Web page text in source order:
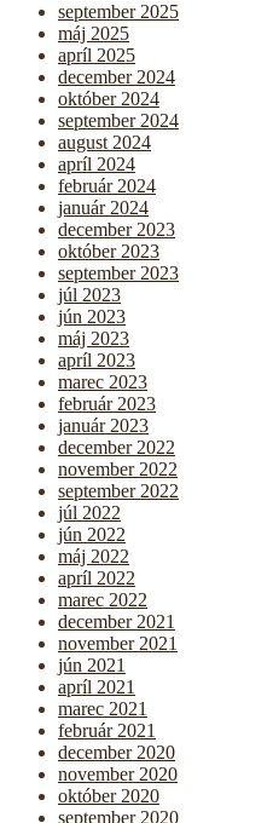
september 2025
máj 2025
apríl 2025
december 2024
október 2024
september 2024
august 2024
apríl 2024
február 2024
január 2024
december 2023
október 2023
september 2023
júl 2023
jún 2023
máj 2023
apríl 2023
marec 2023
február 2023
január 2023
december 2022
november 2022
september 2022
júl 2022
jún 2022
máj 2022
apríl 2022
marec 2022
december 2021
november 2021
jún 2021
apríl 2021
marec 2021
február 2021
december 2020
november 2020
október 2020
september 2020